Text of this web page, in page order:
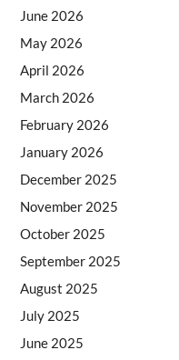
June 2026
May 2026
April 2026
March 2026
February 2026
January 2026
December 2025
November 2025
October 2025
September 2025
August 2025
July 2025
June 2025